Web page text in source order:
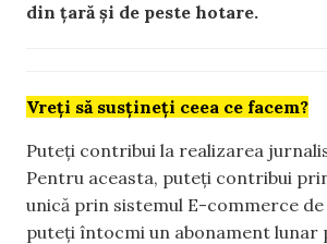
din țară și de peste hotare.
Vreți să susțineți ceea ce facem?
Puteți contribui la realizarea
Pentru aceasta, puteți contribui
unică prin sistemul E-commerce de
puteți întocmi un abonament lunar